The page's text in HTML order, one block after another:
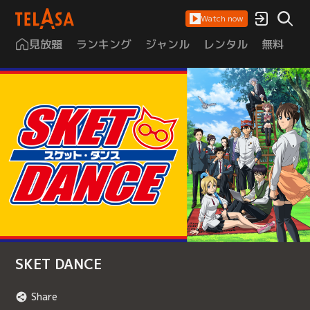
Watch now
見放題 ランキング ジャンル レンタル 無料
SKET DANCE
Share